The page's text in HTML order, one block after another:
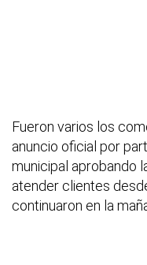
Fueron varios los
anuncio oficial por
municipal aprobando
atender clientes
continuaron en la